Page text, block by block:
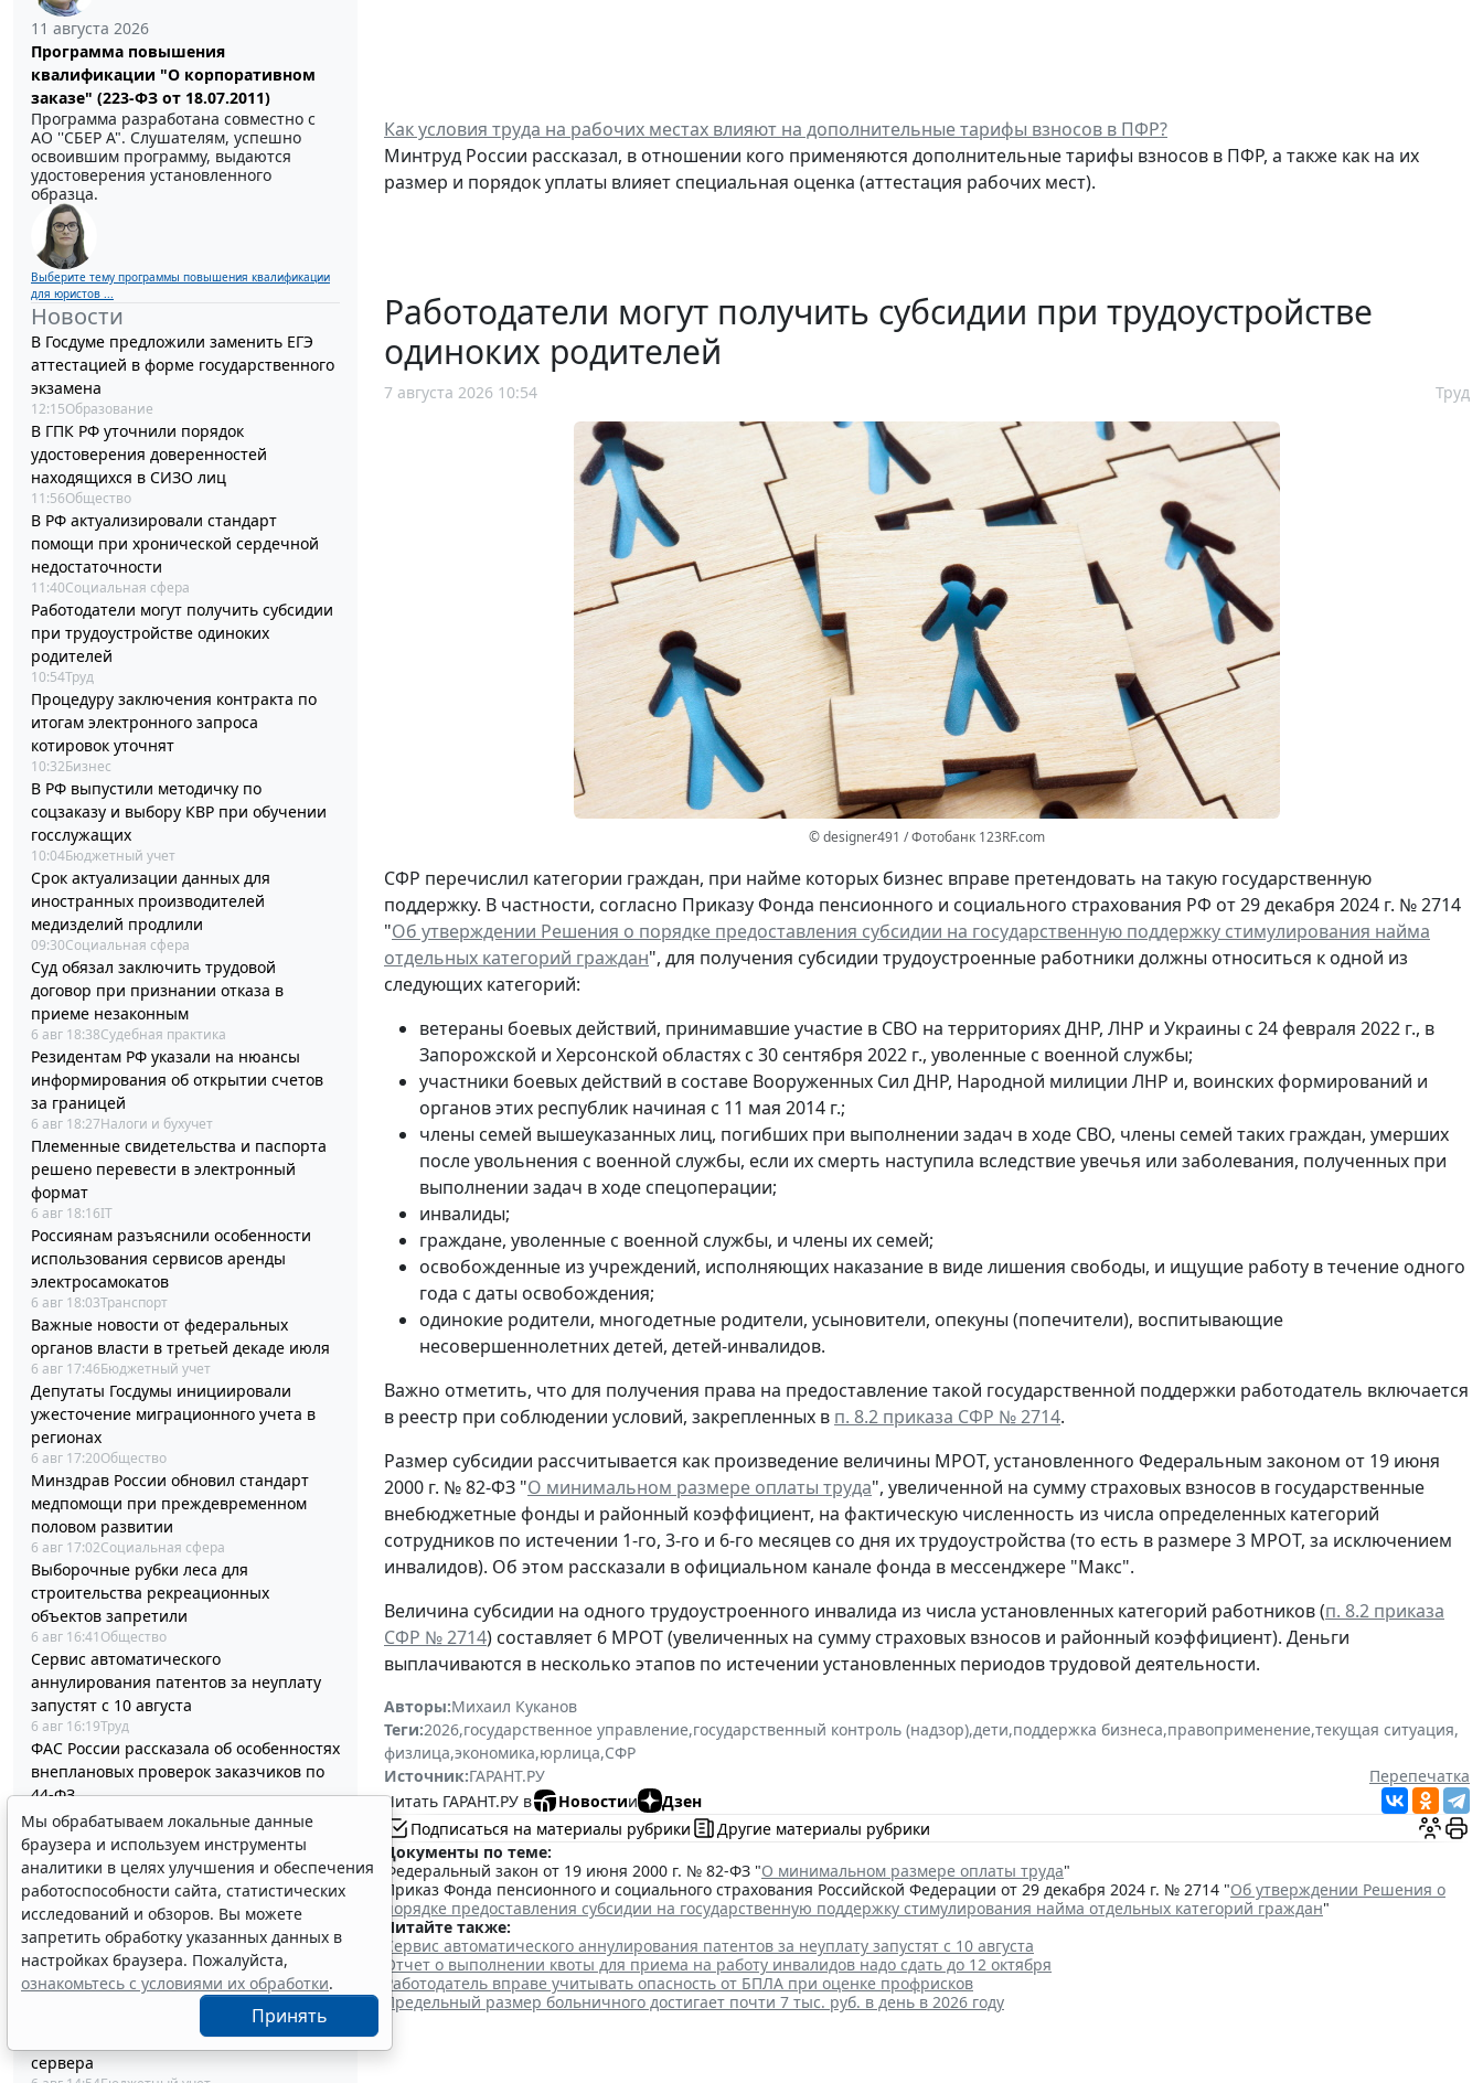
11 августа 2026
Программа повышения
квалификации "О корпоративном
заказе" (223-ФЗ от 18.07.2011)
Программа разработана совместно с
АО ''СБЕР А". Слушателям, успешно
освоившим программу, выдаются
удостоверения установленного
образца.
Выберите тему программы повышения квалификации
для юристов ...
Новости
В Госдуме предложили заменить ЕГЭ
аттестацией в форме государственного
экзамена
12:15Образование
В ГПК РФ уточнили порядок
удостоверения доверенностей
находящихся в СИЗО лиц
11:56Общество
В РФ актуализировали стандарт
помощи при хронической сердечной
недостаточности
11:40Социальная сфера
Работодатели могут получить субсидии
при трудоустройстве одиноких
родителей
10:54Труд
Процедуру заключения контракта по
итогам электронного запроса
котировок уточнят
10:32Бизнес
В РФ выпустили методичку по
соцзаказу и выбору КВР при обучении
госслужащих
10:04Бюджетный учет
Срок актуализации данных для
иностранных производителей
медизделий продлили
09:30Социальная сфера
Суд обязал заключить трудовой
договор при признании отказа в
приеме незаконным
6 авг 18:38Судебная практика
Резидентам РФ указали на нюансы
информирования об открытии счетов
за границей
6 авг 18:27Налоги и бухучет
Племенные свидетельства и паспорта
решено перевести в электронный
формат
6 авг 18:16IT
Россиянам разъяснили особенности
использования сервисов аренды
электросамокатов
6 авг 18:03Транспорт
Важные новости от федеральных
органов власти в третьей декаде июля
6 авг 17:46Бюджетный учет
Депутаты Госдумы инициировали
ужесточение миграционного учета в
регионах
6 авг 17:20Общество
Минздрав России обновил стандарт
медпомощи при преждевременном
половом развитии
6 авг 17:02Социальная сфера
Выборочные рубки леса для
строительства рекреационных
объектов запретили
6 авг 16:41 Общество
Сервис автоматического
аннулирования патентов за неуплату
запустят с 10 августа
6 авг 16:19Труд
ФАС России рассказала об особенностях
внеплановых проверок заказчиков по
44-ФЗ
6 авг 16:00Проверки
Процедуру приостановки или запрета
реализации опасной продукции
оптимизируют
Бизнес
ФНС России планирует урегулировать
экстерриториальный порядок
рассмотрения жалоб
6 авг 15:15Налоги и бухучет
Какую статью КОСГУ выбрать для учета
расходов на аренду виртуального
сервера
Как условия труда на рабочих местах влияют на дополнительные тарифы взносов в ПФР?
Минтруд России рассказал, в отношении кого применяются дополнительные тарифы взносов в ПФР, а также как на их
размер и порядок уплаты влияет специальная оценка (аттестация рабочих мест).
Работодатели могут получить субсидии при трудоустройстве
одиноких родителей
7 августа 2026 10:54 Труд
© designer491 / Фотобанк 123RF.com
СФР перечислил категории граждан, при найме которых бизнес вправе претендовать на такую государственную
поддержку. В частности, согласно Приказу Фонда пенсионного и социального страхования РФ от 29 декабря 2024 г. № 2714
"Об утверждении Решения о порядке предоставления субсидии на государственную поддержку стимулирования найма
отдельных категорий граждан", для получения субсидии трудоустроенные работники должны относиться к одной из
следующих категорий:
ветераны боевых действий, принимавшие участие в СВО на территориях ДНР, ЛНР и Украины с 24 февраля 2022 г., в
Запорожской и Херсонской областях с 30 сентября 2022 г., уволенные с военной службы;
участники боевых действий в составе Вооруженных Сил ДНР, Народной милиции ЛНР и, воинских формирований и
органов этих республик начиная с 11 мая 2014 г.;
члены семей вышеуказанных лиц, погибших при выполнении задач в ходе СВО, члены семей таких граждан, умерших
после увольнения с военной службы, если их смерть наступила вследствие увечья или заболевания, полученных при
выполнении задач в ходе спецоперации;
инвалиды;
граждане, уволенные с военной службы, и члены их семей;
освобожденные из учреждений, исполняющих наказание в виде лишения свободы, и ищущие работу в течение одного
года с даты освобождения;
одинокие родители, многодетные родители, усыновители, опекуны (попечители), воспитывающие
несовершеннолетних детей, детей-инвалидов.
Важно отметить, что для получения права на предоставление такой государственной поддержки работодатель включается
в реестр при соблюдении условий, закрепленных в п. 8.2 приказа СФР № 2714.
Размер субсидии рассчитывается как произведение величины МРОТ, установленного Федеральным законом от 19 июня
2000 г. № 82-ФЗ "О минимальном размере оплаты труда", увеличенной на сумму страховых взносов в государственные
внебюджетные фонды и районный коэффициент, на фактическую численность из числа определенных категорий
сотрудников по истечении 1-го, 3-го и 6-го месяцев со дня их трудоустройства (то есть в размере 3 МРОТ, за исключением
инвалидов). Об этом рассказали в официальном канале фонда в мессенджере "Макс".
Величина субсидии на одного трудоустроенного инвалида из числа установленных категорий работников (п. 8.2 приказа
СФР № 2714) составляет 6 МРОТ (увеличенных на сумму страховых взносов и районный коэффициент). Деньги
выплачиваются в несколько этапов по истечении установленных периодов трудовой деятельности.
Авторы:Михаил Куканов
Теги:2026,государственное управление,государственный контроль (надзор),дети,поддержка бизнеса,правоприменение,текущая ситуация,
физлица,экономика,юрлица,СФР
Источник:ГАРАНТ.РУ
Перепечатка
Читать ГАРАНТ.РУ в
Новостии
Дзен
Подписаться на материалы рубрики
Другие материалы рубрики
Документы по теме:
Федеральный закон от 19 июня 2000 г. № 82-ФЗ "О минимальном размере оплаты труда"
Приказ Фонда пенсионного и социального страхования Российской Федерации от 29 декабря 2024 г. № 2714 "Об утверждении Решения о
порядке предоставления субсидии на государственную поддержку стимулирования найма отдельных категорий граждан"
Читайте также:
Сервис автоматического аннулирования патентов за неуплату запустят с 10 августа
Отчет о выполнении квоты для приема на работу инвалидов надо сдать до 12 октября
Работодатель вправе учитывать опасность от БПЛА при оценке профрисков
Предельный размер больничного достигает почти 7 тыс. руб. в день в 2026 году
Мы обрабатываем локальные данные
браузера и используем инструменты
аналитики в целях улучшения и обеспечения
работоспособности сайта, статистических
исследований и обзоров. Вы можете
запретить обработку указанных данных в
настройках браузера. Пожалуйста,
ознакомьтесь с условиями их обработки.
Принять